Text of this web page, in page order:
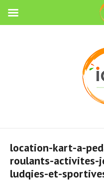
location-kart-a-
roulants-activites-
ludqies-et-